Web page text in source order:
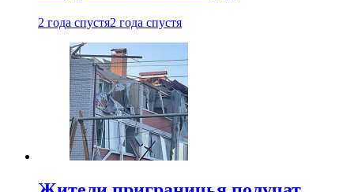
2 года спустя2 года спустя